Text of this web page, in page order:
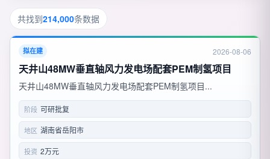
共找到214,000条数据
拟在建 2026-08-06
天井山48MW垂直轴风力发电场配套PEM制氢项目
天井山48MW垂直轴风力发电场配套PEM制氢项目...
阶段 可研批复
地区 湖南省岳阳市
投资 2万元